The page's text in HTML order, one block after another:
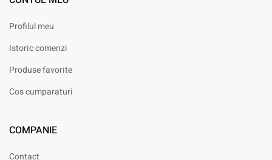
Profilul meu
Istoric comenzi
Produse favorite
Cos cumparaturi
COMPANIE
Contact